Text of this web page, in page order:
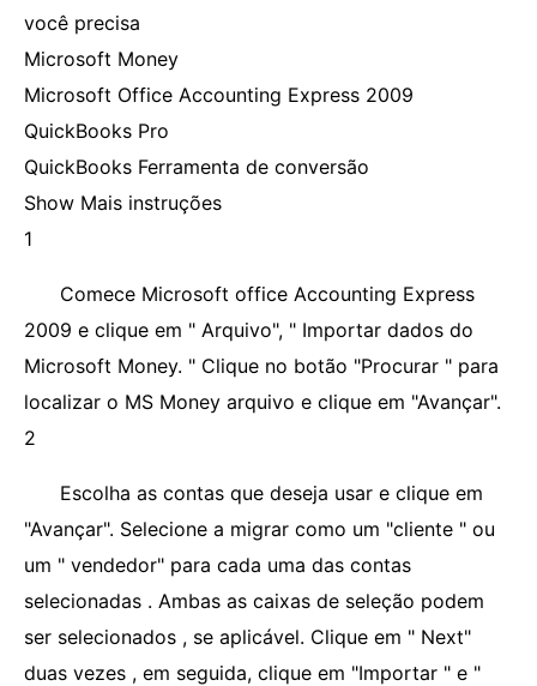
você precisa
Microsoft Money
Microsoft Office Accounting Express 2009
QuickBooks Pro
QuickBooks Ferramenta de conversão
Show Mais instruções
1
Comece Microsoft office Accounting Express
2009 e clique em " Arquivo", " Importar dados do
Microsoft Money. " Clique no botão "Procurar " para
localizar o MS Money arquivo e clique em "Avançar".
2
Escolha as contas que deseja usar e clique em
"Avançar". Selecione a migrar como um "cliente " ou
um " vendedor" para cada uma das contas
selecionadas . Ambas as caixas de seleção podem
ser selecionados , se aplicável. Clique em " Next"
duas vezes , em seguida, clique em "Importar " e "